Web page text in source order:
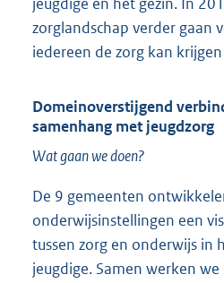
zorglandschap verder gaan
iedereen de zorg kan
Domeinoverstijgend
samenhang met jeugdzorg
Wat gaan we doen?
De 9 gemeenten
onderwijsinstellingen een
tussen zorg en onderwijs in
jeugdige. Samen werken